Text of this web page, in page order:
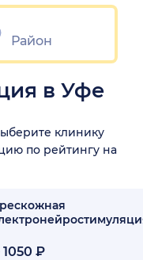
в Уфе
клинику
по рейтингу на
1050 ₽